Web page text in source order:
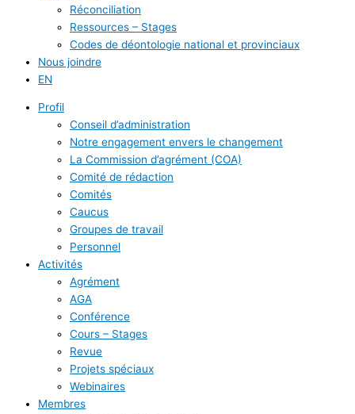
Réconciliation
Ressources – Stages
Codes de déontologie national et provinciaux
Nous joindre
EN
Profil
Conseil d’administration
Notre engagement envers le changement
La Commission d’agrément (COA)
Comité de rédaction
Comités
Caucus
Groupes de travail
Personnel
Activités
Agrément
AGA
Conférence
Cours – Stages
Revue
Projets spéciaux
Webinaires
Membres